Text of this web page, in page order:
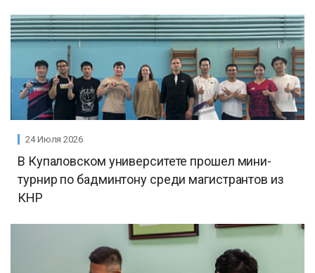
24 Июля 2026
В Купаловском университете прошел мини-
турнир по бадминтону среди магистрантов из
КНР